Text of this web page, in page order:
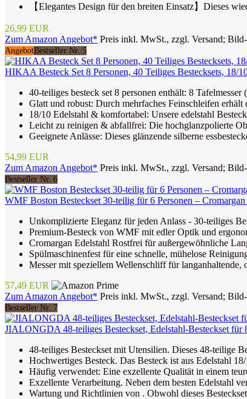
【Elegantes Design für den breiten Einsatz】Dieses
26,99 EUR
Zum Amazon Angebot* Preis inkl. MwSt., zzgl. Versand;
AngebotBestseller Nr. 5
HIKAA Besteck Set 8 Personen, 40 Teiliges Bestecksets, 18/
40-teiliges besteck set 8 personen enthält: 8
Glatt und robust: Durch mehrfaches Feinschleifen
18/10 Edelstahl & komfortabel: Unsere edelstahl
Leicht zu reinigen & abfallfrei: Die hochglanzpolierte
Geeignete Anlässe: Dieses glänzende silberne
54,99 EUR
Zum Amazon Angebot* Preis inkl. MwSt., zzgl. Versand;
Bestseller Nr. 6
WMF Boston Besteckset 30-teilig für 6 Personen –
Unkomplizierte Eleganz für jeden Anlass - 30-teiliges
Premium-Besteck von WMF mit edler Optik und
Cromargan Edelstahl Rostfrei für außergewöhnliche
Spülmaschinenfest für eine schnelle, mühelose
Messer mit speziellem Wellenschliff für langanhaltende,
57,49 EUR
Zum Amazon Angebot* Preis inkl. MwSt., zzgl. Versand;
Bestseller Nr. 7
JIALONGDA 48-teiliges Besteckset, Edelstahl-Besteckset für
48-teiliges Besteckset mit Utensilien. Dieses 48-teilige
Hochwertiges Besteck. Das Besteck ist aus Edelstahl
Häufig verwendet: Eine exzellente Qualität in einem
Exzellente Verarbeitung. Neben dem besten Edelstahl
Wartung und Richtlinien von . Obwohl dieses